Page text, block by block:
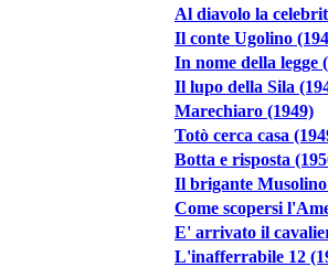
Al diavolo la
Il conte Ugolino
In nome della legge
Il lupo della Sila
Marechiaro (1949)
Totò cerca casa
Botta e risposta
Il brigante Musolino
Come scopersi
E' arrivato il
L'inafferrabile 12